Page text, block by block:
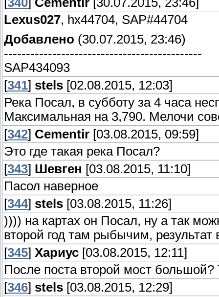
Lexus027, hx44704, SAP#44704
Добавлено (30.07.2015, 23:46)
---------------------------------------------
SAP434093
[341] stels [02.08.2015, 12:03]
Река Посал, в субботу за 4 часа
Максимальная на 3,790. Мелочи
[342] Cementir [03.08.2015, 09:59]
Это где такая река Посал?
[343] Шевген [03.08.2015, 11:10]
Пасол наверное
[344] stels [03.08.2015, 11:26]
)))) на картах он Посал, ну а так
второй год там рыбычим, результат
[345] Хариус [03.08.2015, 12:11]
После поста второй мост
[346] stels [03.08.2015, 12:29]